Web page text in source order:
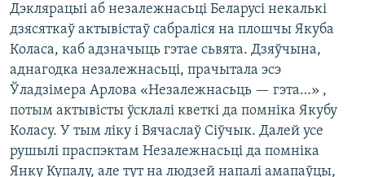
Дэклярацыі аб незалежнасьці Беларусі некалькі
дзясяткаў актывістаў сабраліся на плошчы Якуба
Коласа, каб адзначыць гэтае сьвята. Дзяўчына,
аднагодка незалежнасьці, прачытала эсэ
Ўладзімера Арлова «Незалежнасьць — гэта…» ,
потым актывісты ўсклалі кветкі да помніка Якубу
Коласу. У тым ліку і Вячаслаў Сіўчык. Далей усе
рушылі праспэктам Незалежнасьці да помніка
Янку Купалу, але тут на людзей напалі амапаўцы,